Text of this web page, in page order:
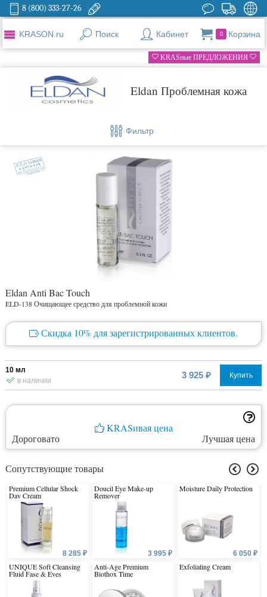
8 (800) 333-27-26
KRASON.ru Поиск Кабинет 0 Корзина
KRASные ПРЕДЛОЖЕНИЯ
Eldan Проблемная кожа
Фильтр
Eldan Anti Bac Touch
ELD-138 Очищающее средство для проблемной кожи
Скидка 10% для зарегистрированных клиентов.
10 мл
в наличии
3 925 ₽ Купить
KRASивая цена
Дороговато
Лучшая цена
Сопутствующие товары
Premium Cellular Shock
Day Cream
8 285 ₽
UNIQUE Soft Cleansing
Fluid Fase & Eyes
Doucil Eye Make-up
Remover
3 995 ₽
Anti-Age Premium
Biothox Time
Moisture Daily Protection
6 050 ₽
Exfoliating Cream